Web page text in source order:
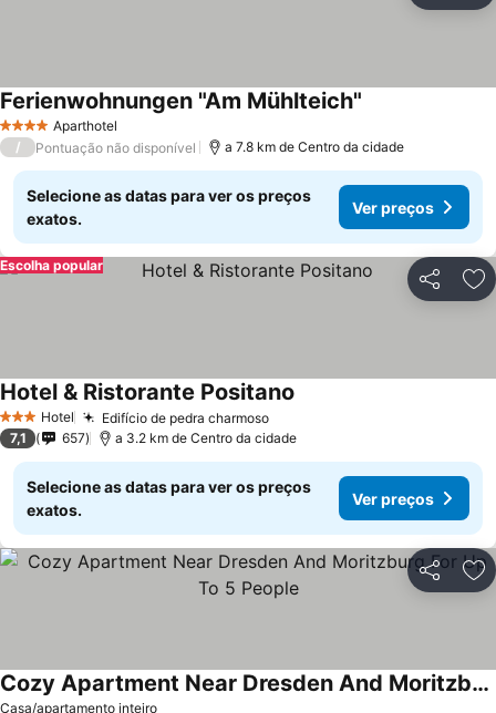
4 EstrelasAparthotel
Ferienwohnungen "Am Mühlteich"
/ Pontuação não disponível a 7.8 km de Centro da cidade
Selecione as datas para ver os preços
exatos.
Ver preços
Partilhar
Escolha popular
3 EstrelasHotel Edifício de pedra charmosoVer preços
Hotel & Ristorante Positano
7,1 657 a 3.2 km de Centro da cidade
Selecione as datas para ver os preços
exatos.
Ver preços
Partilhar
Casa/apartamento inteiro
Cozy Apartment Near Dresden And Moritzburg For Up To 5 People